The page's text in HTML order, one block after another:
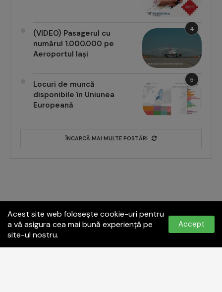
4
(VIDEO) Pasagerul cu
numărul 1.000.000 pe
Aeroportul Iași
5
Locuri de muncă
disponibile în Uniunea
Europeană
ÎNCARCĂ MAI MULTE POSTĂRI
Acest site web folosește cookie-uri pentru
a vă asigura cea mai bună experiență pe
site-ul nostru.
Accept